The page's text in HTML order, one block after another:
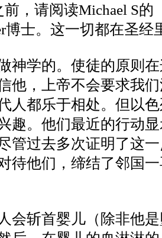
前，请阅读Michael S的
博士。这一切都在圣经
神学的。使徒的原则
他，上帝不会要求我
人都乐于相处。但以
趣。他们最近的行动
管过去多次证明了这
待他们，缔结了邻国
会斩首婴儿（除非他